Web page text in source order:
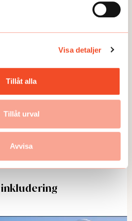
Visa detaljer
Tillåt alla
Tillåt urval
Avvisa
psykisk ohälsa